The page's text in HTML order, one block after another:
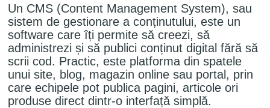
Un CMS (Content Management System), sau
sistem de gestionare a conținutului, este un
software care îți permite să creezi, să
administrezi și să publici conținut digital fără să
scrii cod. Practic, este platforma din spatele
unui site, blog, magazin online sau portal, prin
care echipele pot publica pagini, articole ori
produse direct dintr-o interfață simplă.